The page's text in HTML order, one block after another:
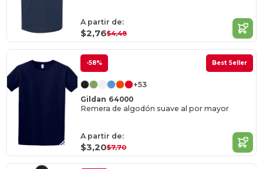
A partir de:
$2,76$4,48
-58% Best Seller
+53
Gildan 64000
Remera de algodón suave al por mayor
A partir de:
$3,20$7,70